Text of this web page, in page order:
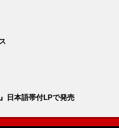
日本語帯付LPで発売